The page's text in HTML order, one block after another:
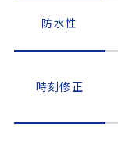
防水性
時刻修正